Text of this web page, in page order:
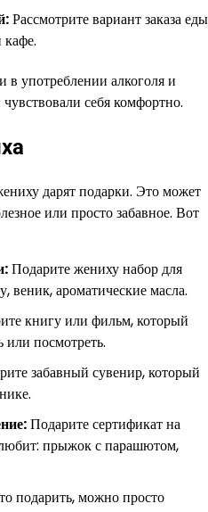
Рассмотрите вариант заказа еды
кафе.
употреблении алкоголя и
себя комфортно.
дарят подарки. Это может
или просто забавное. Вот
Подарите жениху набор для
веник, ароматические масла.
книгу или фильм, который
или посмотреть.
забавный сувенир, который
Подарите сертификат на
прыжок с парашютом,
подарить, можно просто